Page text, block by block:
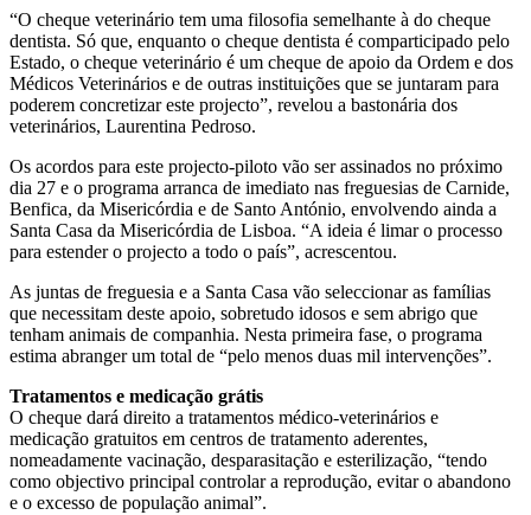
“O cheque veterinário tem uma filosofia semelhante à do cheque
dentista. Só que, enquanto o cheque dentista é comparticipado pelo
Estado, o cheque veterinário é um cheque de apoio da Ordem e dos
Médicos Veterinários e de outras instituições que se juntaram para
poderem concretizar este projecto”, revelou a bastonária dos
veterinários, Laurentina Pedroso.
Os acordos para este projecto-piloto vão ser assinados no próximo
dia 27 e o programa arranca de imediato nas freguesias de Carnide,
Benfica, da Misericórdia e de Santo António, envolvendo ainda a
Santa Casa da Misericórdia de Lisboa. “A ideia é limar o processo
para estender o projecto a todo o país”, acrescentou.
As juntas de freguesia e a Santa Casa vão seleccionar as famílias
que necessitam deste apoio, sobretudo idosos e sem abrigo que
tenham animais de companhia. Nesta primeira fase, o programa
estima abranger um total de “pelo menos duas mil intervenções”.
Tratamentos e medicação grátis
O cheque dará direito a tratamentos médico-veterinários e
medicação gratuitos em centros de tratamento aderentes,
nomeadamente vacinação, desparasitação e esterilização, “tendo
como objectivo principal controlar a reprodução, evitar o abandono
e o excesso de população animal”.